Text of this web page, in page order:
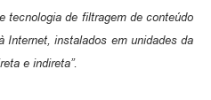
tecnologia de filtragem de conteúdo
Internet, instalados em unidades da
e indireta”.